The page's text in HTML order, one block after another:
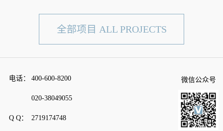
全部项目 ALL PROJECTS
电话： 400-600-8200
020-38049055
Q Q： 2719174748
微信公众号